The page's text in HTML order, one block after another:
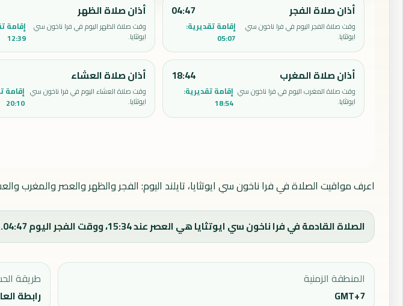
أذان صلاة الفجر
وقت صلاة الفجر اليوم في فرا ناخون سي
ايوتثايا.
04:47
إقامة تقديرية:
05:07
أذان صلاة الظهر
وقت صلاة الظهر اليوم في فرا ناخون سي
ايوتثايا.
إقامة
12:39
أذان صلاة المغرب
وقت صلاة المغرب اليوم في فرا ناخون سي
ايوتثايا.
18:44
إقامة تقديرية:
18:54
أذان صلاة العشاء
وقت صلاة العشاء اليوم في فرا ناخون سي
ايوتثايا.
إقامة
20:10
اعرف مواقيت الصلاة في فرا ناخون سي ايوتثايا، تايلند اليوم: الفجر والظهر والعصر والمغرب
الصلاة القادمة في فرا ناخون سي ايوتثايا هي العصر عند 15:34، ووقت الفجر اليوم 04:47.
المنطقة الزمنية
GMT+7
طريقة
رابطة